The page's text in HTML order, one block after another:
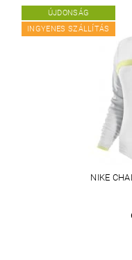
ÚJDONSÁG
INGYENES SZÁLLÍTÁS
NIKE